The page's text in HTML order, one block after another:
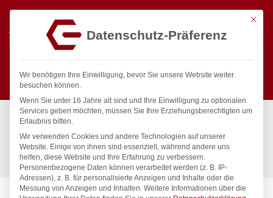
Suchen
Start / Gastronomiebedarf & Gastro Geräte für Profis
Küchenartikel
Töpfe & Pfannen
Sauteuse – ohne Deckel, HENDI, Kitchen Line, 1L,
⌀160x(H)60mm
Mit
Datenschutz-Präferenz
Wir benötigen Ihre Einwilligung, bevor Sie unsere Website weiter
besuchen können.
Wenn Sie unter 16 Jahre alt sind und Ihre Einwilligung zu optionalen
Services geben möchten, müssen Sie Ihre Erziehungsberechtigten um
Erlaubnis bitten.
Wir verwenden Cookies und andere Technologien auf unserer
Website. Einige von ihnen sind essenziell, während andere uns
helfen, diese Website und Ihre Erfahrung zu verbessern.
Personenbezogene Daten können verarbeitet werden (z. B. IP-
Adressen), z. B. für personalisierte Anzeigen und Inhalte oder die
Messung von Anzeigen und Inhalten. Weitere Informationen über die